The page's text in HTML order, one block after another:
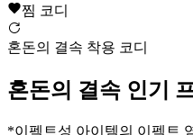
12,948
248
[BLACKPINK] 베놈 나이트
249
먹그림자
찜 코디
혼돈의 결속 착용 코디
혼돈의 결속 인기
*이펙트성 아이템의 이펙트